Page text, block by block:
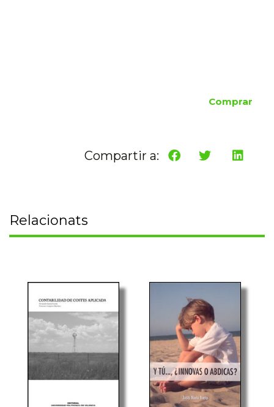
Comprar
Compartir a:
Relacionats